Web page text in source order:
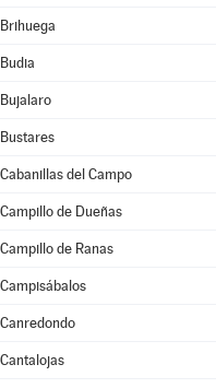
Brihuega
Budia
Bujalaro
Bustares
Cabanillas del Campo
Campillo de Dueñas
Campillo de Ranas
Campisábalos
Canredondo
Cantalojas